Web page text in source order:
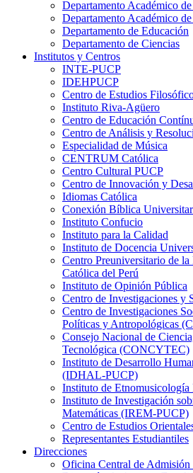
Departamento Académico
Departamento Académico
Departamento de Educación
Departamento de Ciencias
Institutos y Centros
INTE-PUCP
IDEHPUCP
Centro de Estudios
Instituto Riva-Agüero
Centro de Educación
Centro de Análisis y
Especialidad de Música
CENTRUM Católica
Centro Cultural PUCP
Centro de Innovación y
Idiomas Católica
Conexión Bíblica
Instituto Confucio
Instituto para la Calidad
Instituto de Docencia
Centro Preuniversitario de
Católica del Perú
Instituto de Opinión Pública
Centro de Investigaciones y
Centro de Investigaciones
Políticas y Antropológicas
Consejo Nacional de
Tecnológica (CONCYTEC)
Instituto de Desarrollo
(IDHAL-PUCP)
Instituto de Etnomusicología
Instituto de Investigación
Matemáticas (IREM-PUCP)
Centro de Estudios
Representantes Estudiantiles
Direcciones
Oficina Central de Admisión